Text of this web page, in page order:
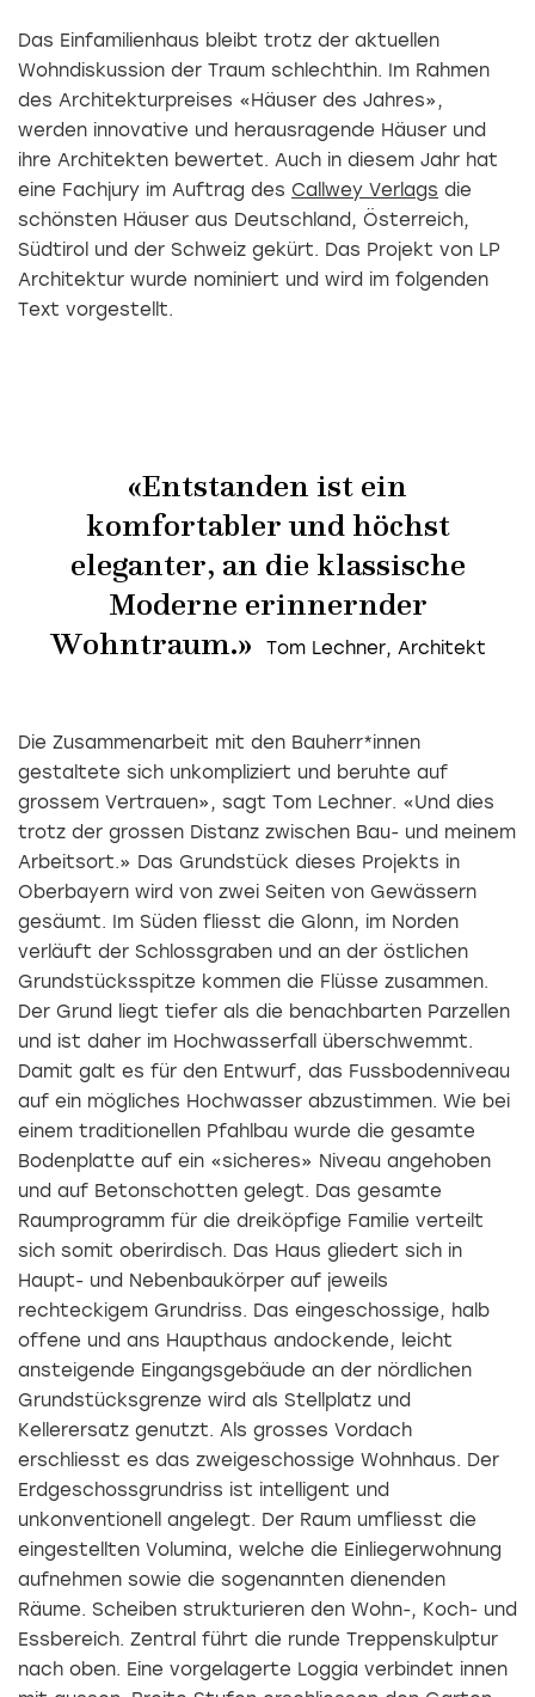
Das Einfamilienhaus bleibt trotz der aktuellen
Wohndiskussion der Traum schlechthin. Im Rahmen
des Architekturpreises «Häuser des Jahres»,
werden innovative und herausragende Häuser und
ihre Architekten bewertet. Auch in diesem Jahr hat
eine Fachjury im Auftrag des Callwey Verlags die
schönsten Häuser aus Deutschland, Österreich,
Südtirol und der Schweiz gekürt. Das Projekt von LP
Architektur wurde nominiert und wird im folgenden
Text vorgestellt.
«Entstanden ist ein
komfortabler und höchst
eleganter, an die klassische
Moderne erinnernder
Wohntraum.»
Die Zusammenarbeit mit den Bauherr*innen
gestaltete sich unkompliziert und beruhte auf
grossem Vertrauen», sagt Tom Lechner. «Und dies
trotz der grossen Distanz zwischen Bau- und meinem
Arbeitsort.» Das Grundstück dieses Projekts in
Oberbayern wird von zwei Seiten von Gewässern
gesäumt. Im Süden fliesst die Glonn, im Norden
verläuft der Schlossgraben und an der östlichen
Grundstücksspitze kommen die Flüsse zusammen.
Der Grund liegt tiefer als die benachbarten Parzellen
und ist daher im Hochwasserfall überschwemmt.
Damit galt es für den Entwurf, das Fussbodenniveau
auf ein mögliches Hochwasser abzustimmen. Wie bei
einem traditionellen Pfahlbau wurde die gesamte
Bodenplatte auf ein «sicheres» Niveau angehoben
und auf Betonschotten gelegt. Das gesamte
Raumprogramm für die dreiköpfige Familie verteilt
sich somit oberirdisch. Das Haus gliedert sich in
Haupt- und Nebenbaukörper auf jeweils
rechteckigem Grundriss. Das eingeschossige, halb
offene und ans Haupthaus andockende, leicht
ansteigende Eingangsgebäude an der nördlichen
Grundstücksgrenze wird als Stellplatz und
Kellerersatz genutzt. Als grosses Vordach
erschliesst es das zweigeschossige Wohnhaus. Der
Erdgeschossgrundriss ist intelligent und
unkonventionell angelegt. Der Raum umfliesst die
eingestellten Volumina, welche die Einliegerwohnung
aufnehmen sowie die sogenannten dienenden
Räume. Scheiben strukturieren den Wohn-, Koch- und
Essbereich. Zentral führt die runde Treppenskulptur
nach oben. Eine vorgelagerte Loggia verbindet innen